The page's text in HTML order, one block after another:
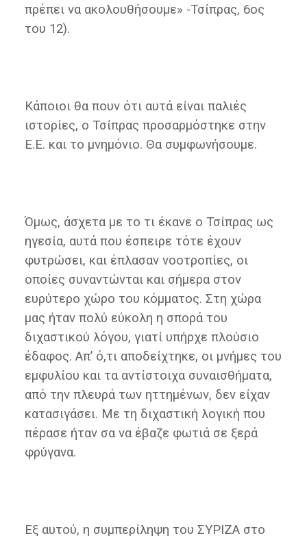
πρέπει να ακολουθήσουμε» -Τσίπρας, 6ος
του 12).
Κάποιοι θα πουν ότι αυτά είναι παλιές
ιστορίες, ο Τσίπρας προσαρμόστηκε στην
Ε.Ε. και το μνημόνιο. Θα συμφωνήσουμε.
Όμως, άσχετα με το τι έκανε ο Τσίπρας ως
ηγεσία, αυτά που έσπειρε τότε έχουν
φυτρώσει, και έπλασαν νοοτροπίες, οι
οποίες συναντώνται και σήμερα στον
ευρύτερο χώρο του κόμματος. Στη χώρα
μας ήταν πολύ εύκολη η σπορά του
διχαστικού λόγου, γιατί υπήρχε πλούσιο
έδαφος. Απ’ ό,τι αποδείχτηκε, οι μνήμες του
εμφυλίου και τα αντίστοιχα συναισθήματα,
από την πλευρά των ηττημένων, δεν είχαν
κατασιγάσει. Με τη διχαστική λογική που
πέρασε ήταν σα να έβαζε φωτιά σε ξερά
φρύγανα.
Εξ αυτού, η συμπερίληψη του ΣΥΡΙΖΑ στο